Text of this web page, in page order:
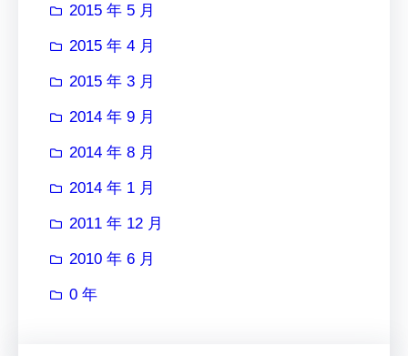
2015 年 5 月
2015 年 4 月
2015 年 3 月
2014 年 9 月
2014 年 8 月
2014 年 1 月
2011 年 12 月
2010 年 6 月
0 年